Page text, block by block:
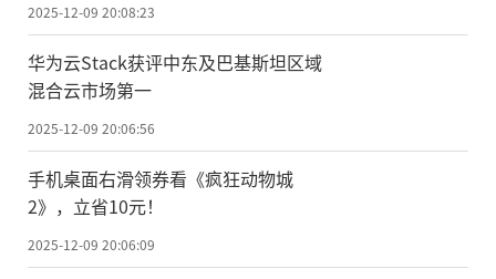
2025-12-09 20:08:23
华为云Stack获评中东及巴基斯坦区域
混合云市场第一
2025-12-09 20:06:56
手机桌面右滑领券看《疯狂动物城
2》，立省10元！
2025-12-09 20:06:09